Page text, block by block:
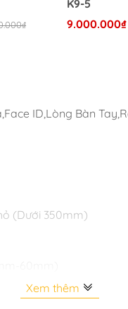
K9-5
9.000.000₫
ID,Lòng Bàn
(Dưới 350mm)
Xem thêm